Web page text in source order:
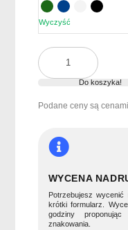
Wyczyść
ilość
Butelka
dwuścienna
ml
GRIP
Do koszyka!
Podane ceny są cenami
WYCENA
Potrzebujesz wycenić
krótki formularz.
godziny proponując
znakowania.